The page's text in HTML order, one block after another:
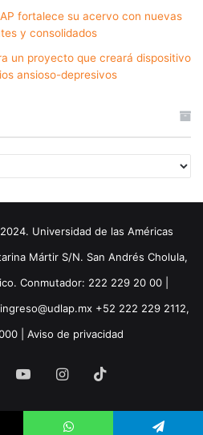
fortalece su acervo con nuevas
y consolidados
un proyecto que creará dispositivo
ansioso-depresivos
Universidad de las Américas
Mártir S/N. San Andrés Cholula,
Conmutador: 222 229 20 00 |
+52 222 229 2112,
| Aviso de privacidad
YouTubeInstagram